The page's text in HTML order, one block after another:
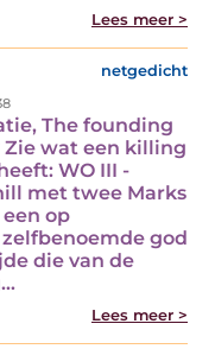
Lees meer >
netgedicht
The founding
Zie wat een killing
WO III -
met twee Marks
op
god
die van de
Lees meer >